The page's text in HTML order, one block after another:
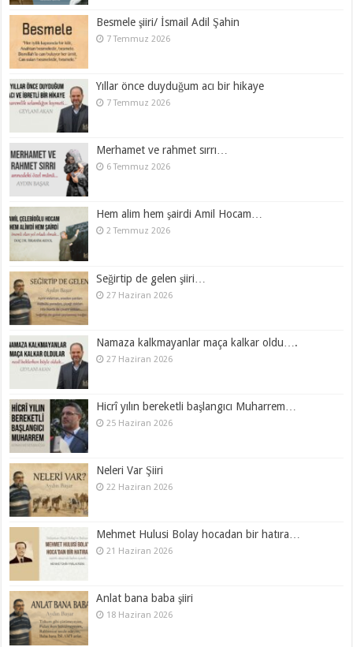
Besmele şiiri/ İsmail Adil Şahin
7 Temmuz 2026
Yıllar önce duyduğum acı bir hikaye
7 Temmuz 2026
Merhamet ve rahmet sırrı…
6 Temmuz 2026
Hem alim hem şairdi Amil Hocam…
2 Temmuz 2026
Seğirtip de gelen şiiri…
27 Haziran 2026
Namaza kalkmayanlar maça kalkar oldu….
27 Haziran 2026
Hicrî yılın bereketli başlangıcı Muharrem…
25 Haziran 2026
Neleri Var Şiiri
22 Haziran 2026
Mehmet Hulusi Bolay hocadan bir hatıra…
21 Haziran 2026
Anlat bana baba şiiri
18 Haziran 2026